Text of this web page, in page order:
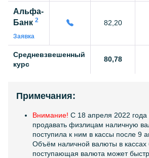
Альфа-
Банк 2
Заявка
82,20
Средневзвешенный
курс
80,78
Примечания:
Внимание! C 18 апреля 2022 года
продавать физлицам наличную
поступила к ним в кассы после 9
Объём наличной валюты в кассах
поступающая валюта может